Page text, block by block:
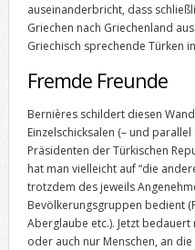
auseinanderbricht, dass
Griechen nach Griechenland
Griechisch sprechende Türken
Fremde Freunde
Bernières schildert diesen
Einzelschicksalen (– und
Präsidenten der Türkischen
hat man vielleicht auf “die
trotzdem des jeweils
Bevölkerungsgruppen bedient
Aberglaube etc.). Jetzt
oder auch nur Menschen, an